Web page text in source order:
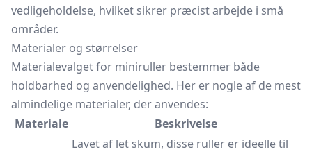
vedligeholdelse, hvilket sikrer præcist arbejde i små
områder.
Materialer og størrelser
Materialevalget for miniruller bestemmer både
holdbarhed og anvendelighed. Her er nogle af de mest
almindelige materialer, der anvendes:
Materiale
Beskrivelse
Lavet af let skum, disse ruller er ideelle til